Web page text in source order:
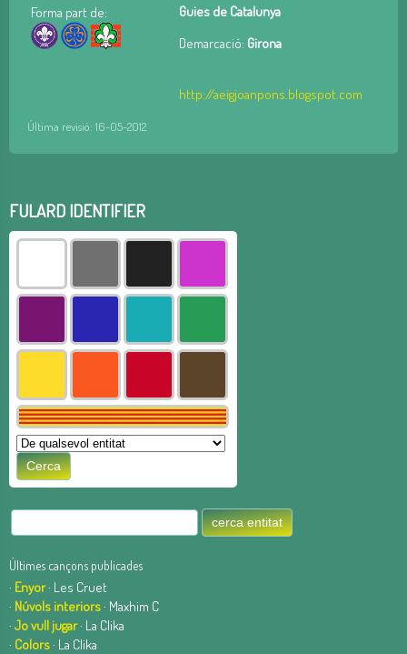
Forma part de:
Guies de Catalunya
Demarcació: Girona
http://aeigjoanpons.blogspot.com
Última revisió: 16-05-2012
FULARD IDENTIFIER
Últimes cançons publicades
· Enyor· Les Cruet
· Núvols interiors· Maxhim C
· Jo vull jugar· La Clika
· Colors· La Clika